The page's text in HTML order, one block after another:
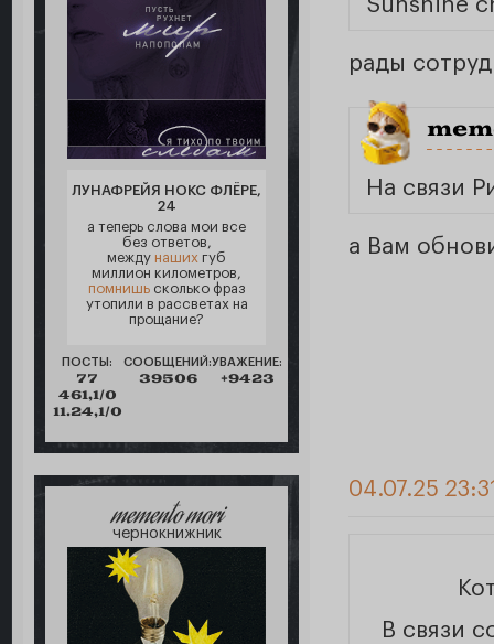
ЛУНАФРЕЙЯ НОКС ФЛЁРЕ,
24
а теперь слова мои все
без ответов,
между наших губ
миллион километров,
помнишьсколько фраз
утопили в рассветах на
прощание?
ПОСТЫ:
77
461,1/0
11.24,1/0
СООБЩЕНИЙ:
39506
УВАЖЕНИЕ:
+9423
Sunshine
рады
На связи
а Вам
memento mori
чернокнижник
04.07.25
В связи